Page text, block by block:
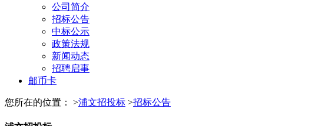
公司简介
招标公告
中标公示
政策法规
新闻动态
招聘启事
邮币卡
您所在的位置： >浦文招投标 >招标公告